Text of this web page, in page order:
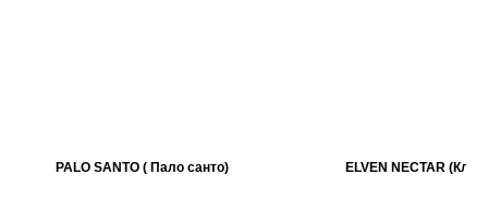
PALO SANTO ( Пало санто) ELVEN NECTAR